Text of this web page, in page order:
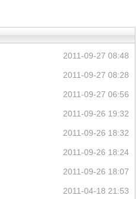
2011-09-27 08:48
2011-09-27 08:28
2011-09-27 06:56
2011-09-26 19:32
2011-09-26 18:32
2011-09-26 18:24
2011-09-26 18:07
2011-04-18 21:53